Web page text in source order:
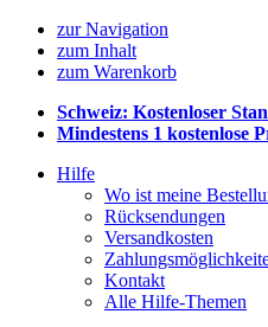
zur Navigation
zum Inhalt
zum Warenkorb
Schweiz: Kostenloser
Mindestens 1 kostenlose
Hilfe
Wo ist meine
Rücksendungen
Versandkosten
Kontakt
Alle Hilfe-Themen